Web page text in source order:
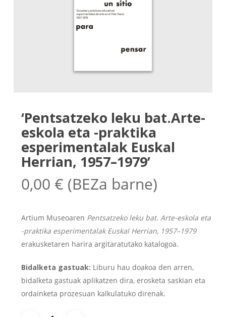
‘Pentsatzeko leku bat.Arte-
eskola eta -praktika
esperimentalak Euskal
Herrian, 1957–1979’
0,00 € (BEZa barne)
Artium Museoaren Pentsatzeko leku bat. Arte-eskola eta
-praktika esperimentalak Euskal Herrian, 1957–1979
erakusketaren harira argitaratutako katalogoa.
Bidalketa gastuak: Liburu hau doakoa den arren,
bidalketa gastuak aplikatzen dira, erosketa saskian eta
ordainketa prozesuan kalkulatuko direnak.